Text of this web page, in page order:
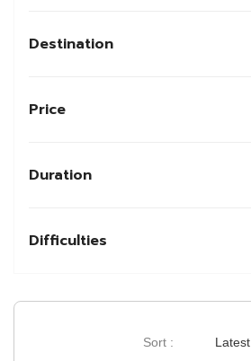
Destination
Price
Duration
Difficulties
Sort : Latest